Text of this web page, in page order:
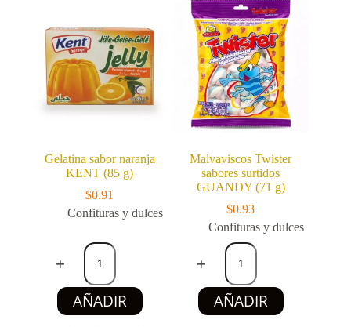
(112
g)
cantidad
(71
g)
cantidad
Gelatina sabor naranja
KENT (85 g)
$0.91
Confituras y dulces
Gelatina
sabor
naranja
KENT
(85
g)
AÑADIR
Malvaviscos Twister
sabores surtidos
GUANDY (71 g)
$0.93
Confituras y dulces
Malvaviscos
Twister
sabores
surtidos
GUANDY
(71
AÑADIR